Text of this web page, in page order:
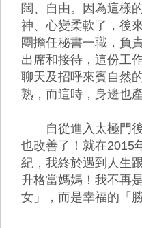
闊、自由。因為這樣
神、心變柔軟了，後
團擔任秘書一職，負
出席和接待，這份工
聊天及招呼來賓自然
熟，而這時，身邊也
自從進入太極門後
也改善了！就在2015
紀，我終於遇到人生
升格當媽媽！我不再
女」，而是幸福的「